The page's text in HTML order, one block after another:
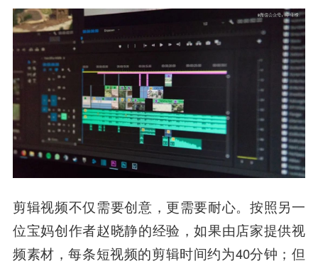
剪辑视频不仅需要创意，更需要耐心。按照另一
位宝妈创作者赵晓静的经验，如果由店家提供视
频素材，每条短视频的剪辑时间约为40分钟；但